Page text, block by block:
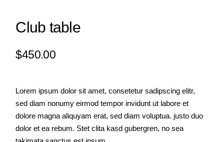
Club table
$450.00
Lorem ipsum dolor sit amet, consetetur sadipscing elitr,
sed diam nonumy eirmod tempor invidunt ut labore et
dolore magna aliquyam erat, sed diam voluptua. justo duo
dolor et ea rebum. Stet clita kasd gubergren, no sea